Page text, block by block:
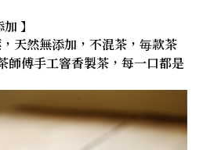
】
天然無添加，不混茶，毎款茶
師傅手工窨香製茶，每一口都是